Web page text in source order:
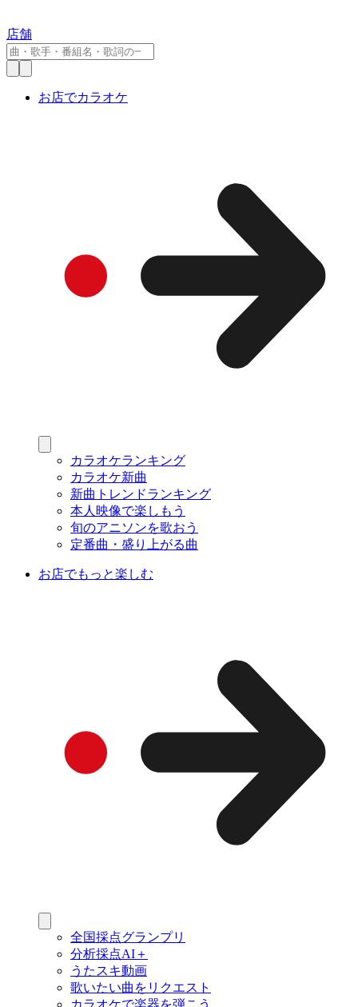
店舗
お店でカラオケ
カラオケランキング
カラオケ新曲
新曲トレンドランキング
本人映像で楽しもう
旬のアニソンを歌おう
定番曲・盛り上がる曲
お店でもっと楽しむ
全国採点グランプリ
分析採点AI＋
うたスキ動画
歌いたい曲をリクエスト
カラオケで楽器を弾こう